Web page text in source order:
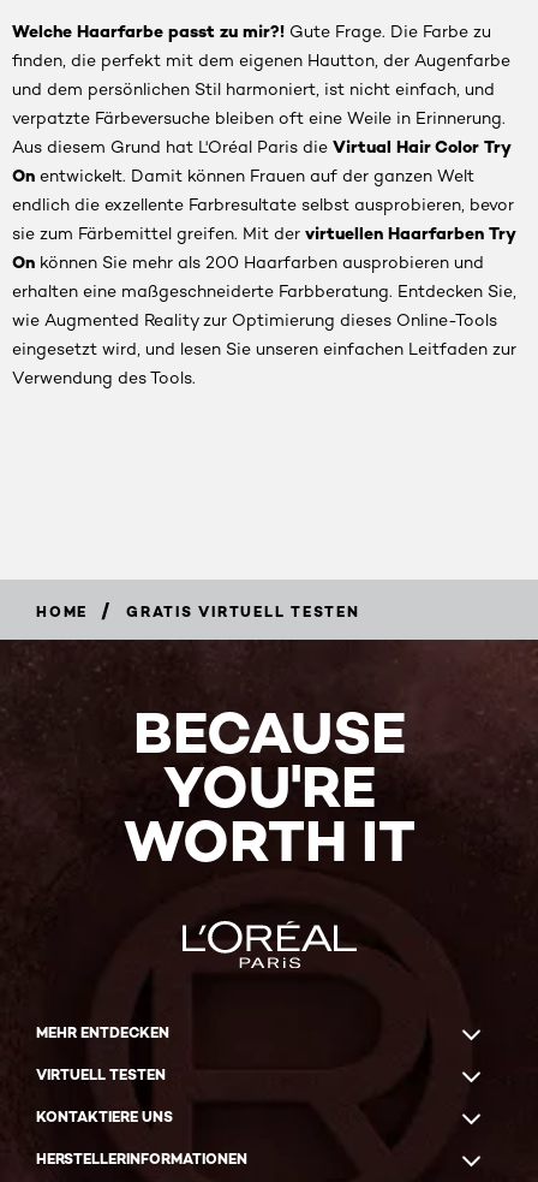
Welche Haarfarbe passt zu mir?! Gute Frage. Die Farbe zu
finden, die perfekt mit dem eigenen Hautton, der Augenfarbe
und dem persönlichen Stil harmoniert, ist nicht einfach, und
verpatzte Färbeversuche bleiben oft eine Weile in Erinnerung.
Aus diesem Grund hat L'Oréal Paris die Virtual Hair Color Try
On entwickelt. Damit können Frauen auf der ganzen Welt
endlich die exzellente Farbresultate selbst ausprobieren, bevor
sie zum Färbemittel greifen. Mit der virtuellen Haarfarben Try
On können Sie mehr als 200 Haarfarben ausprobieren und
erhalten eine maßgeschneiderte Farbberatung. Entdecken Sie,
wie Augmented Reality zur Optimierung dieses Online-Tools
eingesetzt wird, und lesen Sie unseren einfachen Leitfaden zur
Verwendung des Tools.
HOME / GRATIS VIRTUELL TESTEN
BECAUSE
YOU'RE
WORTH IT
MEHR ENTDECKEN
VIRTUELL TESTEN
KONTAKTIERE UNS
HERSTELLERINFORMATIONEN